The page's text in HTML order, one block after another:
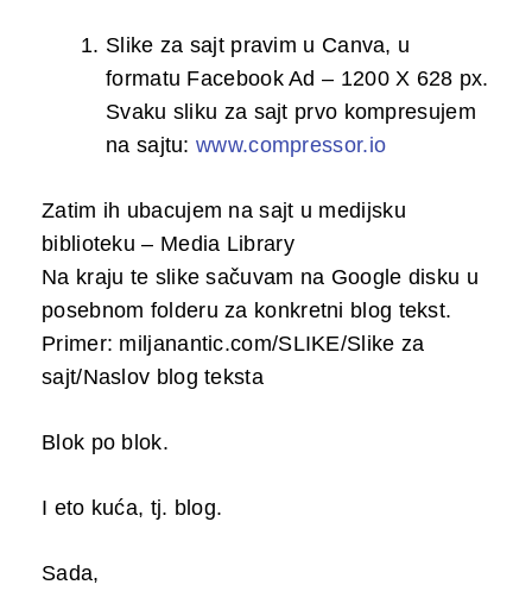
Slike za sajt pravim u Canva, u
formatu Facebook Ad – 1200 X 628 px.
Svaku sliku za sajt prvo kompresujem
na sajtu:www.compressor.io
Zatim ih ubacujem na sajt u medijsku
biblioteku – Media Library
Na kraju te slike sačuvam na Google disku u
posebnom folderu za konkretni blog tekst.
Primer: miljanantic.com/SLIKE/Slike za
sajt/Naslov blog teksta
Blok po blok.
I eto kuća, tj. blog.
Sada,